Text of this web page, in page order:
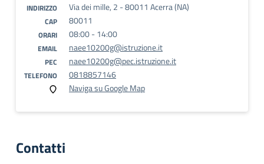
INDIRIZZO Via dei mille, 2 - 80011 Acerra (NA)
CAP 80011
ORARI 08:00 - 14:00
EMAIL naee10200g@istruzione.it
PEC naee10200g@pec.istruzione.it
TELEFONO
0818857146
Naviga su Google Map
Contatti